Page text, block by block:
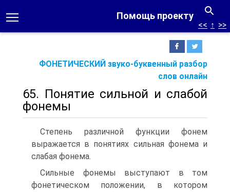
Помощь проекту
ФОНЕТИЧЕСКИЙ звуко-буквенный разбор
слов онлайн
<< ↑ >>
65. Понятие сильной и слабой
фонемы
Степень различной функции фонем
выражается в понятиях сильная фонема и
слабая фонема.
Сильные фонемы выступают в том
фонетическом положении, в котором